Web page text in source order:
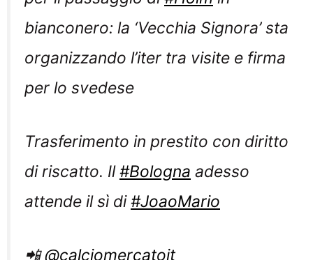
bianconero: la ‘Vecchia Signora’ sta
organizzando l’iter tra visite e firma
per lo svedese
Trasferimento in prestito con diritto
di riscatto. Il#Bologna adesso
attende il sì di#JoaoMario
📲@calciomercatoit